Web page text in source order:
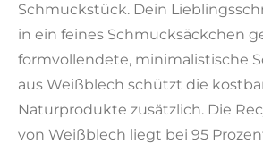
Schmuckstück. Dein
in ein feines Schmucksäckchen
formvollendete, minimalistische
aus Weißblech schützt die
Naturprodukte zusätzlich. Die
von Weißblech liegt bei 95